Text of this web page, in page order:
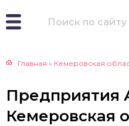
Главная » Кемеровская
Предприятия
Кемеровская